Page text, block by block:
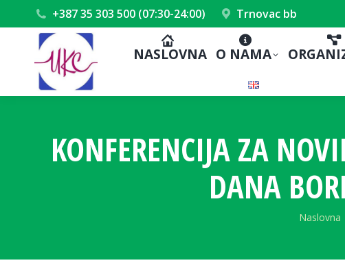
+387 35 303 500 (07:30-24:00) Trnovac bb
NASLOVNA O NAMA
KONFERENCIJA ZA
DANA
You are
Naslovna